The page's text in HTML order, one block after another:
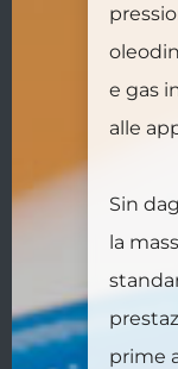
e gas
alle
Sin
la
prime